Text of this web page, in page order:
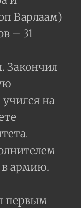
Варлаам)
– 31
Закончил
учился на
в армию.
первым